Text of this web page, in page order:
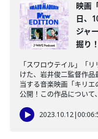
映画
日、
ジャ
掘り
「スワロウテイル」「
けた、岩井俊二監督作
当する音楽映画「キリ
公開！この作品について
2023.10.12|